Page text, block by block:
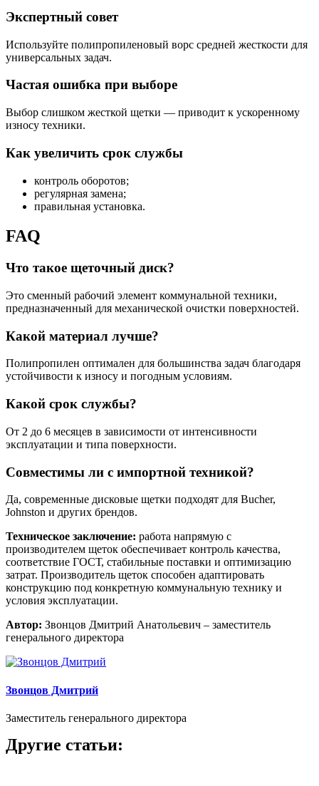
Экспертный совет
Используйте полипропиленовый ворс средней жесткости для
универсальных задач.
Частая ошибка при выборе
Выбор слишком жесткой щетки — приводит к ускоренному
износу техники.
Как увеличить срок службы
контроль оборотов;
регулярная замена;
правильная установка.
FAQ
Что такое щеточный диск?
Это сменный рабочий элемент коммунальной техники,
предназначенный для механической очистки поверхностей.
Какой материал лучше?
Полипропилен оптимален для большинства задач благодаря
устойчивости к износу и погодным условиям.
Какой срок службы?
От 2 до 6 месяцев в зависимости от интенсивности
эксплуатации и типа поверхности.
Совместимы ли с импортной техникой?
Да, современные дисковые щетки подходят для Bucher,
Johnston и других брендов.
Техническое заключение: работа напрямую с
производителем щеток обеспечивает контроль качества,
соответствие ГОСТ, стабильные поставки и оптимизацию
затрат. Производитель щеток способен адаптировать
конструкцию под конкретную коммунальную технику и
условия эксплуатации.
Автор: Звонцов Дмитрий Анатольевич – заместитель
генерального директора
Звонцов Дмитрий
Заместитель генерального директора
Другие статьи: